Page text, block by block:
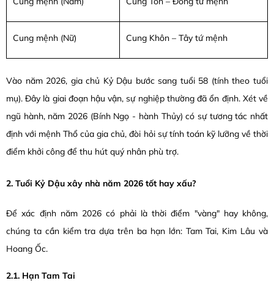
Cung mệnh (Nữ) Cung Khôn – Tây tứ mệnh
Vào năm 2026, gia chủ Kỷ Dậu bước sang tuổi 58 (tính theo tuổi
mụ). Đây là giai đoạn hậu vận, sự nghiệp thường đã ổn định. Xét về
ngũ hành, năm 2026 (Bính Ngọ - hành Thủy) có sự tương tác nhất
định với mệnh Thổ của gia chủ, đòi hỏi sự tính toán kỹ lưỡng về thời
điểm khởi công để thu hút quý nhân phù trợ.
2. Tuổi Kỷ Dậu xây nhà năm 2026 tốt hay xấu?
Để xác định năm 2026 có phải là thời điểm "vàng" hay không,
chúng ta cần kiểm tra dựa trên ba hạn lớn: Tam Tai, Kim Lâu và
Hoang Ốc.
2.1. Hạn Tam Tai